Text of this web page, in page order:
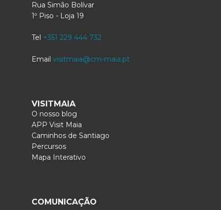
Rua Simão Bolívar
1º Piso - Loja 19
Tel +351 229 444 732
Email visitmaia@cm-maia.pt
VISITMAIA
O nosso blog
APP Visit Maia
Caminhos de Santiago
Percursos
Mapa Interativo
COMUNICAÇÃO